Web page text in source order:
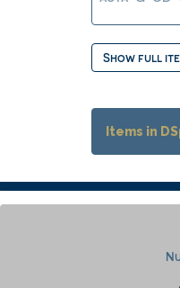
Show full
Items in